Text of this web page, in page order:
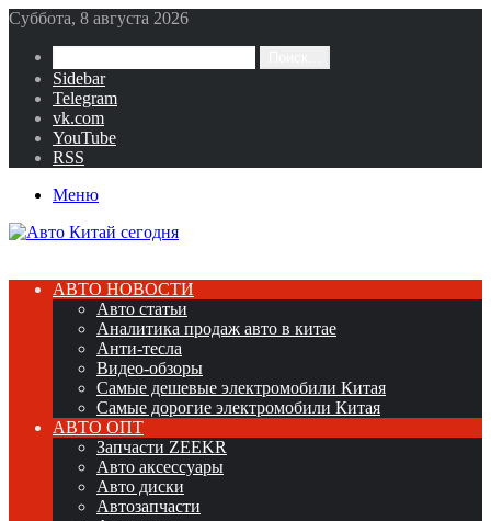
Суббота, 8 августа 2026
Sidebar
Telegram
vk.com
YouTube
RSS
Меню
АВТО НОВОСТИ
Авто статьи
Аналитика продаж авто в китае
Анти-тесла
Видео-обзоры
Самые дешевые электромобили Китая
Самые дорогие электромобили Китая
АВТО ОПТ
Запчасти ZEEKR
Авто аксессуары
Авто диски
Автозапчасти